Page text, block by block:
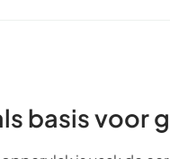
basis voor